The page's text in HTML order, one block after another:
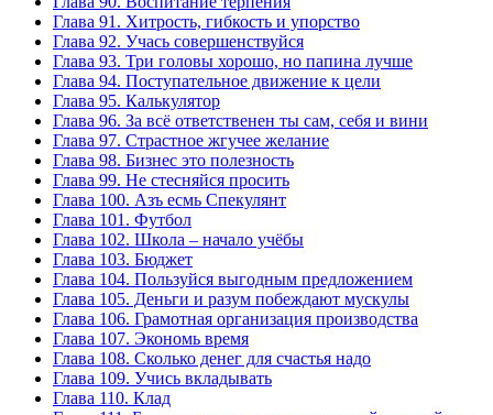
Глава 91. Хитрость, гибкость и упорство
Глава 92. Учась совершенствуйся
Глава 93. Три головы хорошо, но папина лучше
Глава 94. Поступательное движение к цели
Глава 95. Калькулятор
Глава 96. За всё ответственен ты сам, себя и вини
Глава 97. Страстное жгучее желание
Глава 98. Бизнес это полезность
Глава 99. Не стесняйся просить
Глава 100. Азъ есмь Спекулянт
Глава 101. Футбол
Глава 102. Школа – начало учёбы
Глава 103. Бюджет
Глава 104. Пользуйся выгодным предложением
Глава 105. Деньги и разум побеждают мускулы
Глава 106. Грамотная организация производства
Глава 107. Экономь время
Глава 108. Сколько денег для счастья надо
Глава 109. Учись вкладывать
Глава 110. Клад